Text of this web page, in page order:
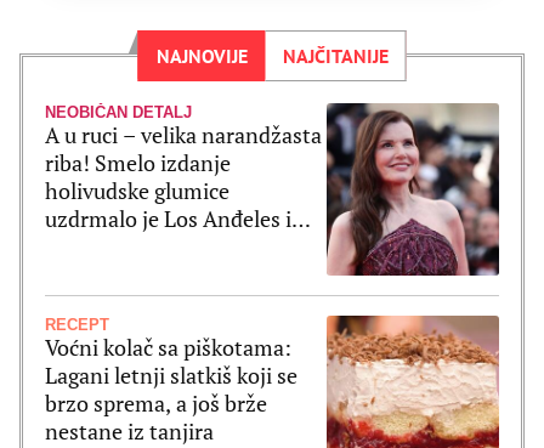
NAJNOVIJE NAJČITANIJE
NEOBIČAN DETALJ
A u ruci – velika narandžasta
riba! Smelo izdanje
holivudske glumice
uzdrmalo je Los Anđeles i
RECEPT
Voćni kolač sa piškotama:
Lagani letnji slatkiš koji se
brzo sprema, a još brže
nestane iz tanjira